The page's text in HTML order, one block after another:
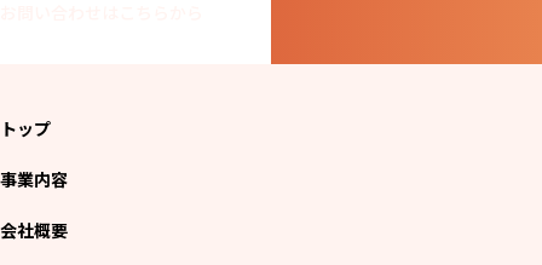
トップ
事業内容
会社概要